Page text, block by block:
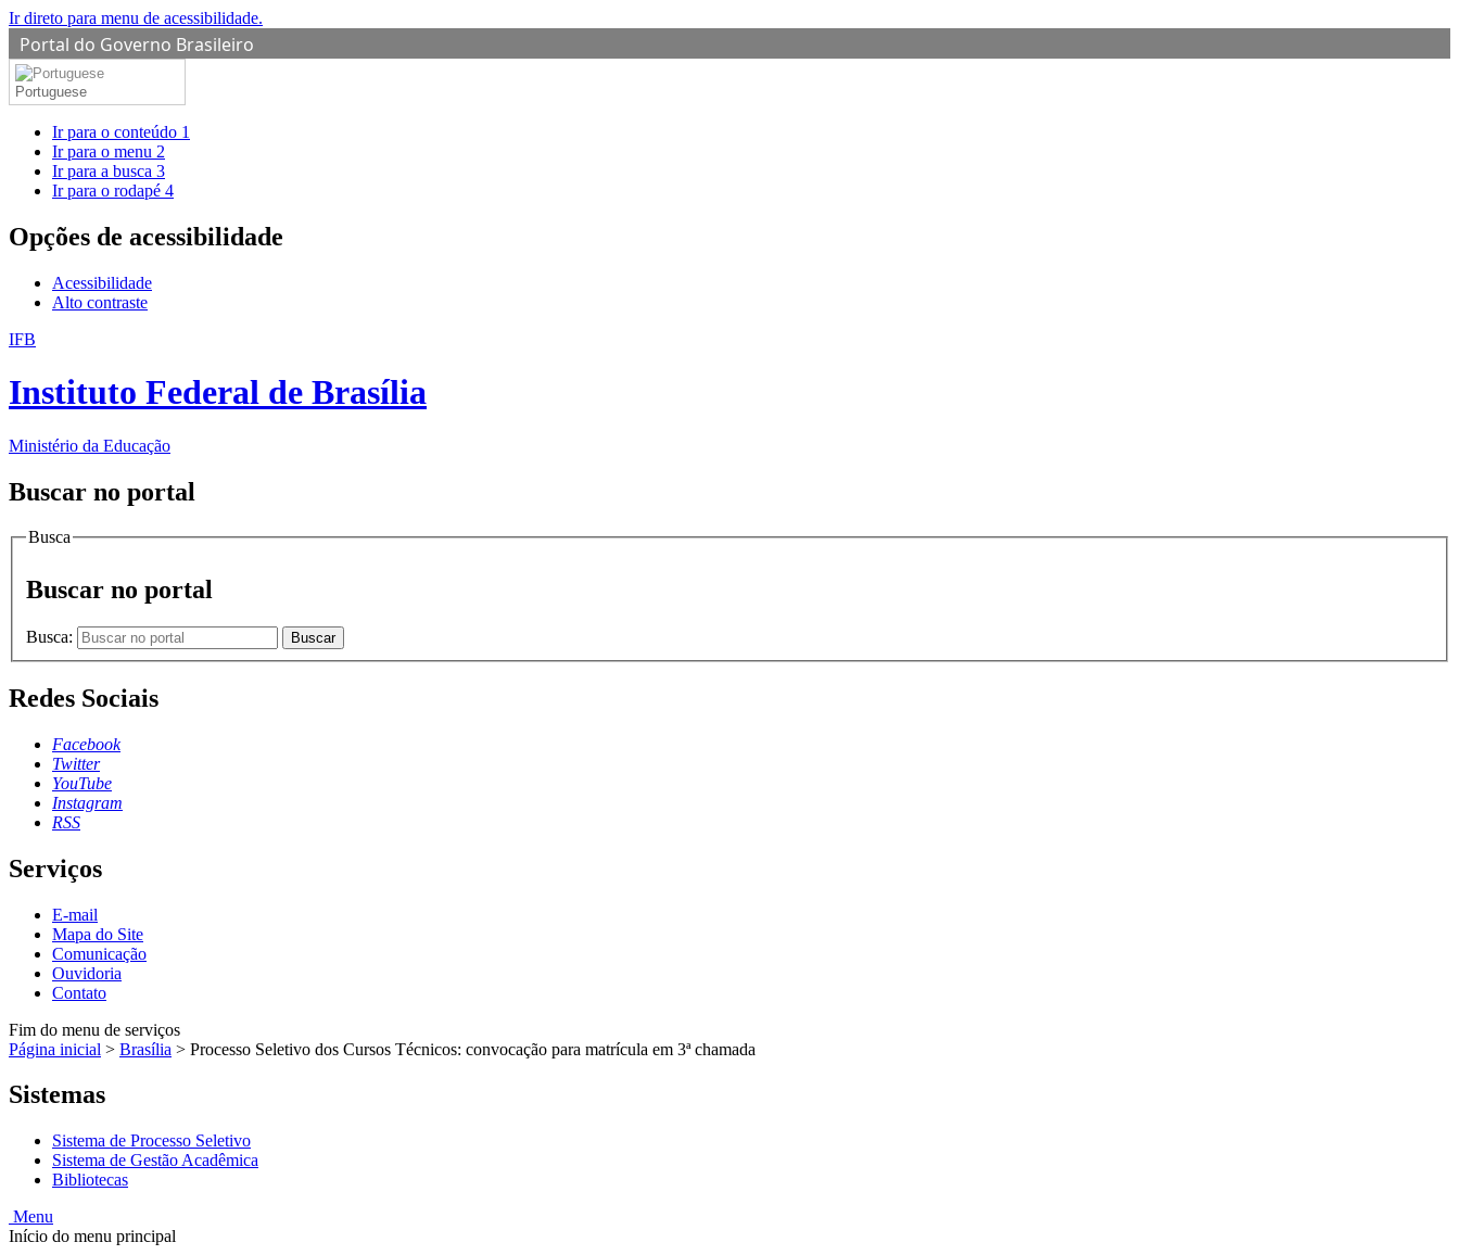
Ir direto para menu de acessibilidade.
Portal do Governo Brasileiro
Portuguese
Ir para o conteúdo 1
Ir para o menu 2
Ir para a busca 3
Ir para o rodapé 4
Opções de acessibilidade
Acessibilidade
Alto contraste
IFB
Instituto Federal de Brasília
Ministério da Educação
Buscar no portal
Busca
Buscar no portal
Busca: Buscar
Redes Sociais
Facebook
Twitter
YouTube
Instagram
RSS
Serviços
E-mail
Mapa do Site
Comunicação
Ouvidoria
Contato
Fim do menu de serviços
Página inicial > Brasília > Processo Seletivo dos Cursos Técnicos: convocação para matrícula em 3ª chamada
Sistemas
Sistema de Processo Seletivo
Sistema de Gestão Acadêmica
Bibliotecas
Menu
Início do menu principal